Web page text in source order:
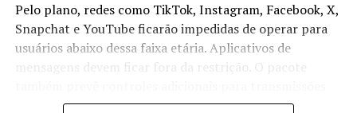
artificial para conduzir vendas de produtos financeiros
pelo WhatsApp. No Paraná, a SmartCRM IA combina
captação de potenciais clientes, gestão do
Pelo plano, redes como TikTok, Instagram, Facebook, X,
Snapchat e YouTube ficarão impedidas de operar para
usuários abaixo dessa faixa etária. Aplicativos de
mensagens devem ficar fora da restrição. O pacote
ao vivo e para o contato de desconhecidos com menores,